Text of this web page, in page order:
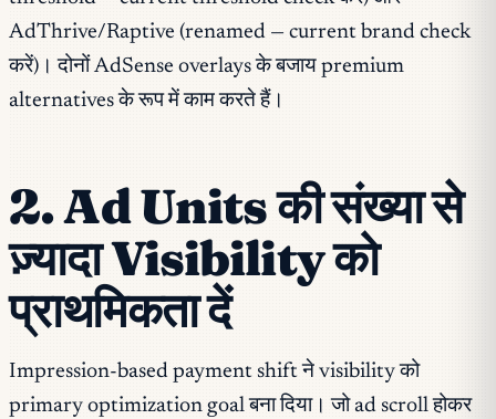
AdThrive/Raptive (renamed — current brand check
करें)। दोनों AdSense overlays के बजाय premium
alternatives के रूप में काम करते हैं।
2. Ad Units की संख्या से
ज़्यादा Visibility को
प्राथमिकता दें
Impression-based payment shift ने visibility को
primary optimization goal बना दिया। जो ad scroll होकर